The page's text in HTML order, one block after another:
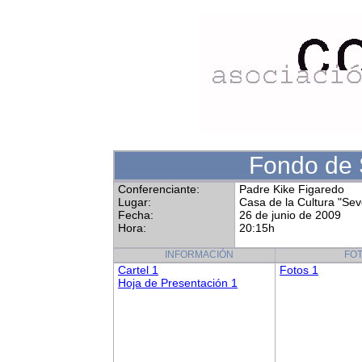
Fondo de
Conferenciante:
Lugar:
Fecha:
Hora:
Padre Kike Figaredo
Casa de la Cultura
26 de junio de 2009
20:15h
INFORMACIÓN
Cartel 1
Hoja de Presentación 1
Fotos 1